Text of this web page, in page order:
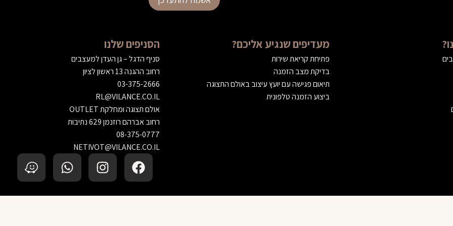
מעדיפים שנגיע אליכם?
פתיחת קריאת שירות
בדיקת מצב הזמנה
תיאום פגישה עם יועץ עיצוב באולם התצוגה
ביצוע הזמנה טלפונית
הסניפים שלנו
סניף הדגל – גן העדן למעצבים
רחוב ההגנה 13 ראשון לציון
03-375-2666
RL@VILANCE.CO.IL
אולם תצוגה ומחלקת OUTLET
רחוב אברהם רוזנמן 629 נתיבות
08-375-0777
NETIVOT@VILANCE.CO.IL